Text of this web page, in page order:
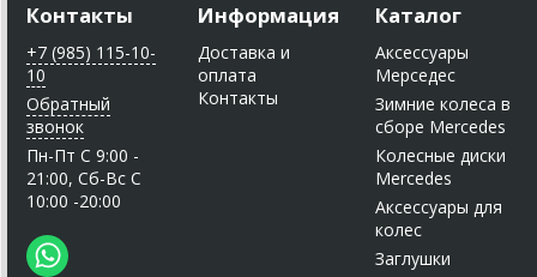
Контакты
+7 (985) 115-10-
10
Обратный
звонок
Пн-Пт C 9:00 -
21:00, Сб-Вс С
10:00 -20:00
Информация
Доставка и
оплата
Контакты
Каталог
Аксессуары
Мерседес
Зимние колеса в
сборе Mercedes
Колесные диски
Mercedes
Аксессуары для
колес
Заглушки